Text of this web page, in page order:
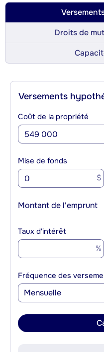
Droits de
Versements
Coût de la propriété
Mise de fonds
$
Montant de l'emprunt
Taux d'intérêt
%
Fréquence des
Mensuelle